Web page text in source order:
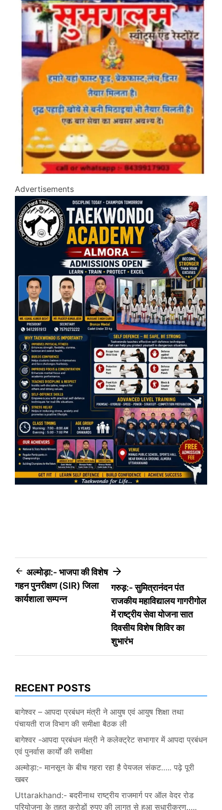
Advertisements
Post
navigation
अल्मोड़ा:- भाजपा की विशेष
गहन पुनरीक्षण (SIR) जिला
कार्यशाला सम्पन्न
गरुड़:- सुमित्रानंदन पंत
राजकीय महाविद्यालय गागरीगोल
में राष्ट्रीय सेवा योजना सात
दिवसीय विशेष शिविर का
शुभारंभ
RECENT POSTS
बागेश्वर – आपदा प्रबंधन मंत्री ने आयुष एवं आयुष शिक्षा तथा
पंचायती राज विभाग की समीक्षा बैठक ली
बागेश्वर -आपदा प्रबंधन मंत्री ने कलेक्ट्रेट सभागार में आपदा प्रबंधन
एवं पुनर्वास कार्यों की समीक्षा
अल्मोड़ा:- मानसून के बीच गहरा रहा है पेयजल संकट….. पढ़े पूरी
खबर
Uttarakhand:- बदरीनाथ राष्ट्रीय राजमार्ग पर ऑल वेदर रोड
परियोजना के तहत करोड़ों रुपए की लागत से हुआ सुधारीकरण…..